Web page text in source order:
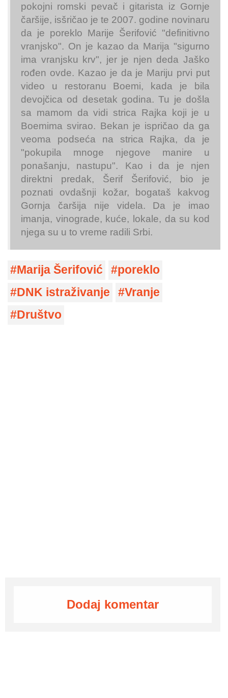
pokojni romski pevač i gitarista iz Gornje
čaršije, isšričao je te 2007. godine novinaru
da je poreklo Marije Šerifović "definitivno
vranjsko". On je kazao da Marija "sigurno
ima vranjsku krv", jer je njen deda Jaško
rođen ovde. Kazao je da je Mariju prvi put
video u restoranu Boemi, kada je bila
devojčica od desetak godina. Tu je došla
sa mamom da vidi strica Rajka koji je u
Boemima svirao. Bekan je ispričao da ga
veoma podseća na strica Rajka, da je
"pokupila mnoge njegove manire u
ponašanju, nastupu". Kao i da je njen
direktni predak, Šerif Šerifović, bio je
poznati ovdašnji kožar, bogataš kakvog
Gornja čaršija nije videla. Da je imao
imanja, vinograde, kuće, lokale, da su kod
njega su u to vreme radili Srbi.
Marija Šerifović
poreklo
DNK istraživanje
Vranje
Društvo
Dodaj komentar